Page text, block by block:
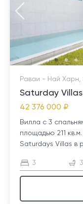
Раваи - Най Харн,
Saturday
42 376 000 ₽
Вилла с 3
площадью 211
Saturdays Villas в
3 3